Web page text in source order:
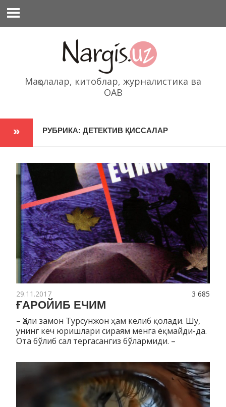
содержимому
Мақолалар, китоблар, журналистика ва
ОАВ
РУБРИКА: ДЕТЕКТИВ ҚИССАЛАР
3 685
29.11.2017
ҒАРОЙИБ ЕЧИМ
– Ҳали замон Турсунжон ҳам келиб қолади. Шу,
унинг кеч юриш­лари сираям менга ёқмайди-да.
Ота бўлиб сал терга­сан­­гиз бўлармиди. –